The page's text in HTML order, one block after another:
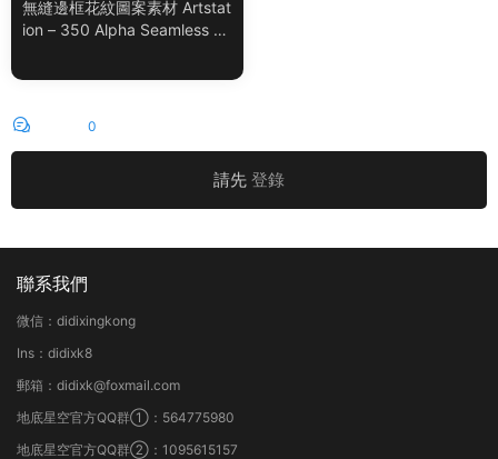
無縫邊框花紋圖案素材 Artstat
ion – 350 Alpha Seamless Bo
0
請先 登錄
聯系我們
微信：didixingkong
Ins：didixk8
郵箱：didixk@foxmail.com
地底星空官方QQ群①：564775980
地底星空官方QQ群②：1095615157